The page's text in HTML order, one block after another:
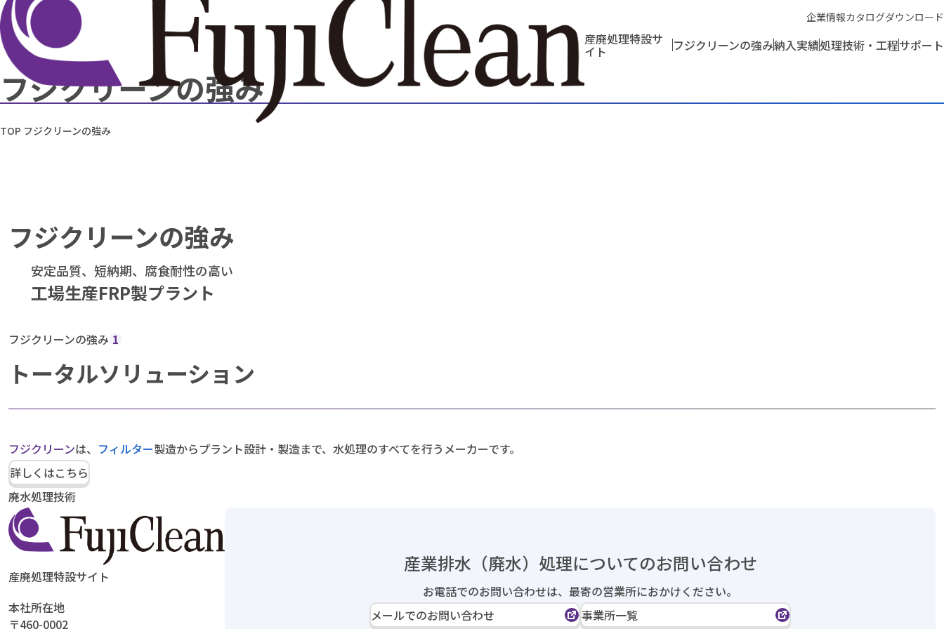
企業情報カタログダウンロード
産廃処理特設サ
イト フジクリーンの強み納入実績処理技術・工程サポート
フジクリーンの強み
TOP フジクリーンの強み
フジクリーンの強み
安定品質、短納期、腐食耐性の高い
工場生産FRP製プラント
フジクリーンの強み 1
トータルソリューション
フジクリーンは、 フィルター製造からプラント設計・製造まで、水処理のすべてを行うメーカーです。
詳しくはこちら
廃水処理技術
産廃処理特設サイト
本社所在地
〒460-0002
産業排水（廃水）処理についてのお問い合わせ
お電話でのお問い合わせは、 最寄の営業所におかけください。
メールでのお問い合わせ
事業所一覧